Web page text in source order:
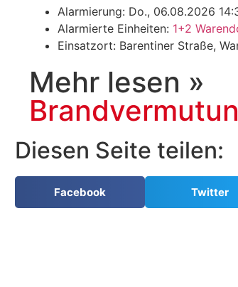
Alarmierung: Do., 06.08.2026
Alarmierte Einheiten: 1+2
Einsatzort: Barentiner Straße,
Mehr lesen »
Diesen Seite teilen:
Facebook Twitter